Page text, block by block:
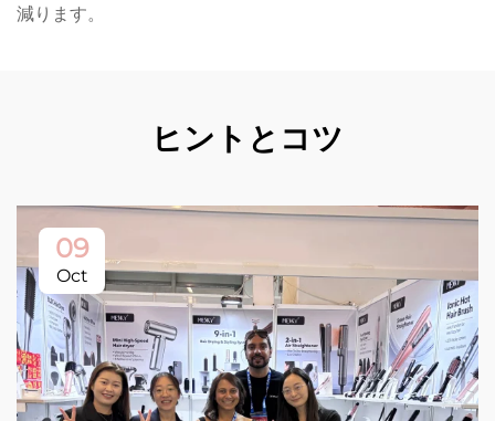
減ります。
ヒントとコツ
09
Oct